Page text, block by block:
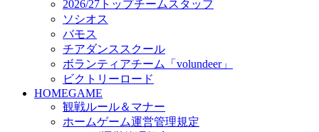
奈良クラブ明治安田Ｊ3リーグ 2026/27シーズン
「鹿パス」
観戦ルール＆マナー
FANCOMMUNITY
2026/27ファンコミュニティ
サポートショップ
GOODS
オフィシャルストア（実店舗）
2026/27トップチームスタッフ
ソシオス
バモス
チアダンススクール
ボランティアチーム「volundeer」
ビクトリーロード
HOMEGAME
観戦ルール＆マナー
ホームゲーム運営管理規定